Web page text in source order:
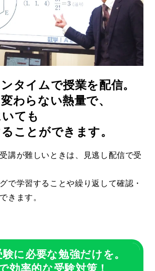
タイムで授業を配信。
わらない熱量で、
ても
ことができます。
講が難しいときは、見逃し配信で受
で学習することや繰り返して確認・
きます。
に必要な勉強だけを。
効率的な受験対策！
2
3
4
5
2
3
4
5